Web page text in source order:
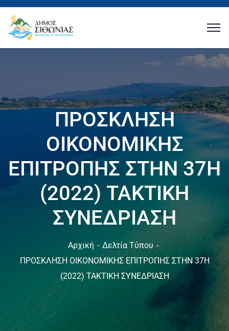
ΠΡΟΣΚΛΗΣΗ
ΟΙΚΟΝΟΜΙΚΗΣ
ΕΠΙΤΡΟΠΗΣ ΣΤΗΝ 37Η
(2022) ΤΑΚΤΙΚΗ
ΣΥΝΕΔΡΙΑΣΗ
Αρχική
Δελτία Τύπου
ΠΡΟΣΚΛΗΣΗ ΟΙΚΟΝΟΜΙΚΗΣ ΕΠΙΤΡΟΠΗΣ ΣΤΗΝ 37Η
(2022) ΤΑΚΤΙΚΗ ΣΥΝΕΔΡΙΑΣΗ